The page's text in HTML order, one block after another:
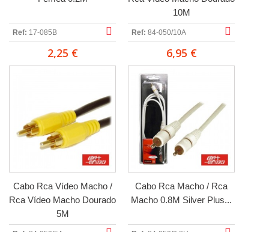
Ref: 17-085B
2,25 €
10M
Ref: 84-050/10A
6,95 €
Cabo Rca Vídeo Macho /
Rca Vídeo Macho Dourado
5M
Cabo Rca Macho / Rca
Macho 0.8M Silver Plus...